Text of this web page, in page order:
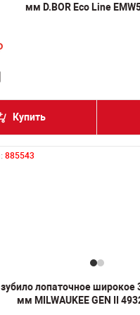
мм D.BOR Eco Line
Купить
885543
лопаточное широкое
мм MILWAUKEE GEN II